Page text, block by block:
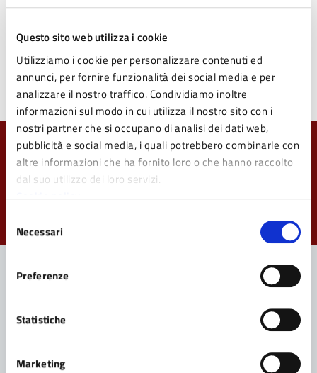
Questo sito web utilizza i cookie
Utilizziamo i cookie per personalizzare contenuti ed
annunci, per fornire funzionalità dei social media e per
analizzare il nostro traffico. Condividiamo inoltre
informazioni sul modo in cui utilizza il nostro sito con i
nostri partner che si occupano di analisi dei dati web,
pubblicità e social media, i quali potrebbero combinarle con
altre informazioni che ha fornito loro o che hanno raccolto
dal suo utilizzo dei loro servizi.
delNecessari
Preferenze
Statistiche
Marketing
Voce: Lorenzo Dardano
Riprese audio e post-produzione: Antonio Mezzadra
Produzione: Podstar
Quanto sono chiare le informazioni su questa
pagina?
Valuta 3 stelle su 5
Valuta 2 stelle su 5
Valuta 1 stelle su 5
Richiedi assistenza